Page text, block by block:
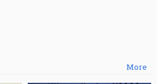
More